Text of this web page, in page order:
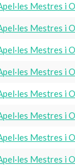
Mestres i
Mestres i
Mestres i
Mestres i
Mestres i
Mestres i
Mestres i
Mestres i